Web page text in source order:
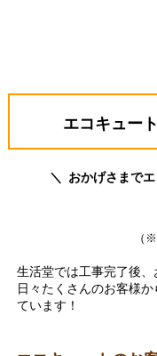
エコキュー
おかげさまで
（
生活堂では工事完了後、
日々たくさんのお客様
ています！